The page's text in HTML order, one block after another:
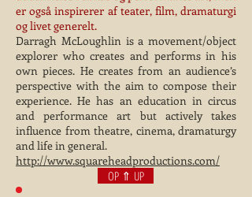
er ogsåinspirerer af teater, film,dramaturgi
og livet generelt.
Darragh McLoughlin is a movement/object
explorer who creates and performs in his
own pieces. He creates from an audience’s
perspective with the aim to compose their
experience. He has an education in circus
and performance art but actively takes
influence from theatre, cinema, dramaturgy
and life in general.
http://www.squareheadproductions.com/
OP ⇑ UP